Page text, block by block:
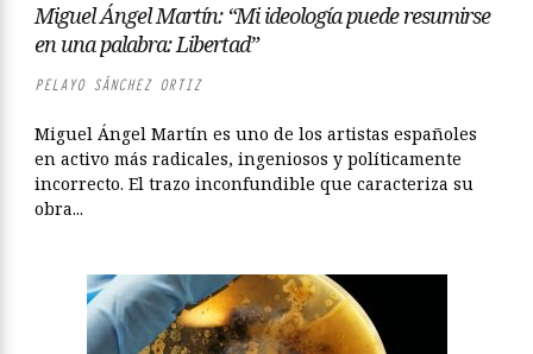
Miguel Ángel Martín: “Mi ideología puede resumirse
en una palabra: Libertad”
PELAYO SÁNCHEZ ORTIZ
Miguel Ángel Martín es uno de los artistas españoles
en activo más radicales, ingeniosos y políticamente
incorrecto. El trazo inconfundible que caracteriza su
obra...